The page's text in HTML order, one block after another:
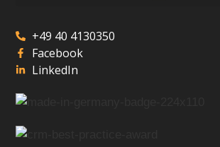
+49 40 4130350
Facebook
LinkedIn